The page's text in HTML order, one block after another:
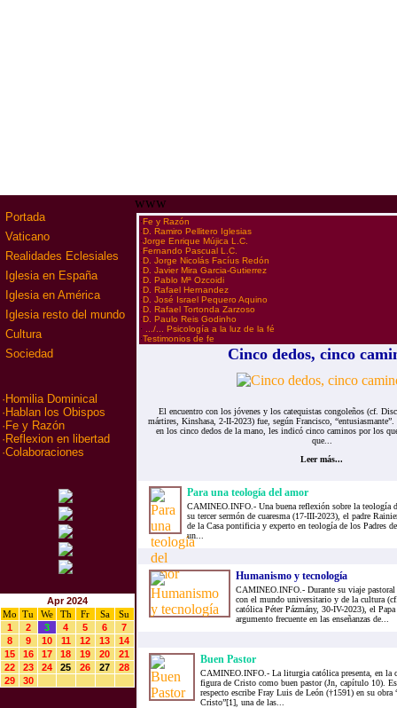
Portada
Vaticano
Realidades Eclesiales
Iglesia en España
Iglesia en América
Iglesia resto del mundo
Cultura
Sociedad
· Homilia Dominical
· Hablan los Obispos
· Fe y Razón
· Reflexion en libertad
·Colaboraciones
Apr 2024
Mo
Tu We Th Fr Sa
Su
1
2 3 4 5 6
7
8
9 10 11 12 13
14
15
16 17 18 19 20
21
22
23 24 25 26 27
28
29
30
www
·Fe y Razón
·D. Ramiro Pellitero Iglesias
·Jorge Enrique Mújica L.C.
·Fernando Pascual L.C.
·D. Jorge Nicolás Facíus Redón
·D. Javier Mira Garcia-Gutierrez
·D. Pablo Mª Ozcoidi
·D. Rafael Hernandez
·D. José Israel Pequero Aquino
·D. Rafael Tortonda Zarzoso
·D. Paulo Reis Godinho
· .../... Psicología a la luz de la fé
·Testimonios de fe
Cinco dedos, cinco
El encuentro con los jóvenes y los catequistas congoleños (cf.
mártires, Kinshasa, 2-II-2023) fue, según Francisco, “entusiasmante”.
en los cinco dedos de la mano, les indicó cinco caminos por los
que...
Leer más...
Para una teología del amor
CAMINEO.INFO.- Una buena reflexión sobre la teología
su tercer sermón de cuaresma (17-III-2023), el padre
de la Casa pontificia y experto en teología de los Padres
un...
Humanismo y tecnología
CAMINEO.INFO.- Durante su viaje pastoral
con el mundo universitario y de la cultura
católica Péter Pázmány, 30-IV-2023), el
argumento frecuente en las enseñanzas de...
Buen Pastor
CAMINEO.INFO.- La liturgia católica presenta, en la
figura de Cristo como buen pastor (Jn, capítulo 10).
respecto escribe Fray Luis de León (†1591) en su obra
Cristo”[1], una de las...